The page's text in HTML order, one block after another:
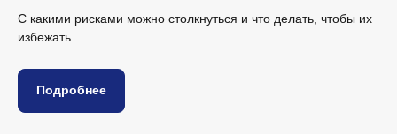
С какими рисками можно столкнуться и что делать, чтобы их
избежать.
Подробнее